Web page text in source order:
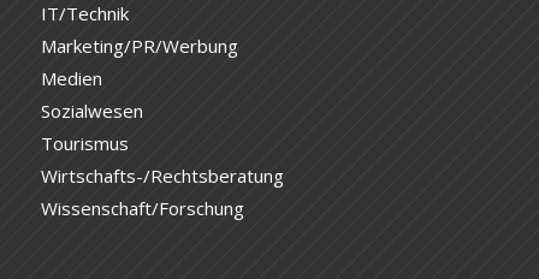
IT/Technik
Marketing/PR/Werbung
Medien
Sozialwesen
Tourismus
Wirtschafts-/Rechtsberatung
Wissenschaft/Forschung